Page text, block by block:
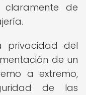
claramente de
privacidad del
de un
a extremo,
de las